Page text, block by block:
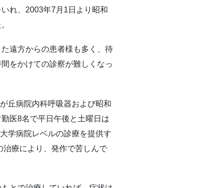
れ、2003年7月1日より昭和
遠方からの患者様も多く、待
をかけての診察が難しくなっ
丘病院内科呼吸器および昭和
医8名で平日午後と土曜日は
学病院レベルの診療を提供す
治療により、発作で苦しんで